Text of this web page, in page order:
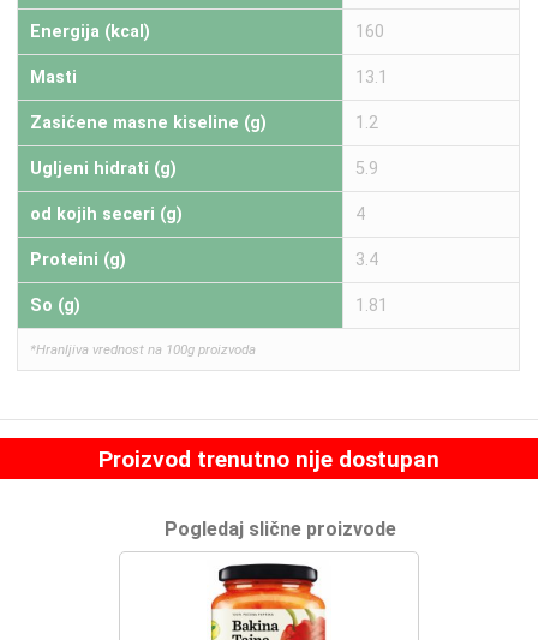
Energija (kcal) 160
Masti 13.1
Zasićene masne kiseline (g) 1.2
Ugljeni hidrati (g) 5.9
od kojih seceri (g) 4
Proteini (g) 3.4
So (g) 1.81
*Hranljiva vrednost na 100g proizvoda
Proizvod trenutno nije dostupan
Pogledaj slične proizvode